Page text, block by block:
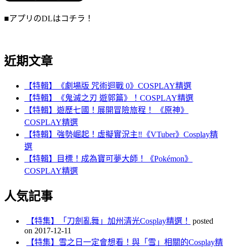
■アプリのDLはコチラ！
近期文章
【特輯】《劇場版 咒術迴戰 0》COSPLAY精選
【特輯】《鬼滅之刃 遊郭篇》！COSPLAY精選
【特輯】遊歷七國！展開冒險旅程！ 《原神》
COSPLAY精選
【特輯】強勢崛起！虛擬實況主‼️《VTuber》Cosplay精
選
【特輯】目標！成為寶可夢大師！《Pokémon》
COSPLAY精選
人気記事
【特集】「刀劍亂舞」加州清光Cosplay精選！
posted
on 2017-12-11
【特集】雪之日一定會想看！與「雪」相關的Cosplay精